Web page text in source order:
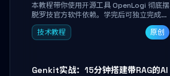
本教程带你使用开源工具 OpenLogi 彻底摆
脱罗技官方软件依赖。学完后可独立完成设
备识别、按键重映射、DPI曲线配置与
SmartShift调节，实现完全离线控制，保
技术教程 原创
Genkit实战：15分钟搭建带RAG的AI